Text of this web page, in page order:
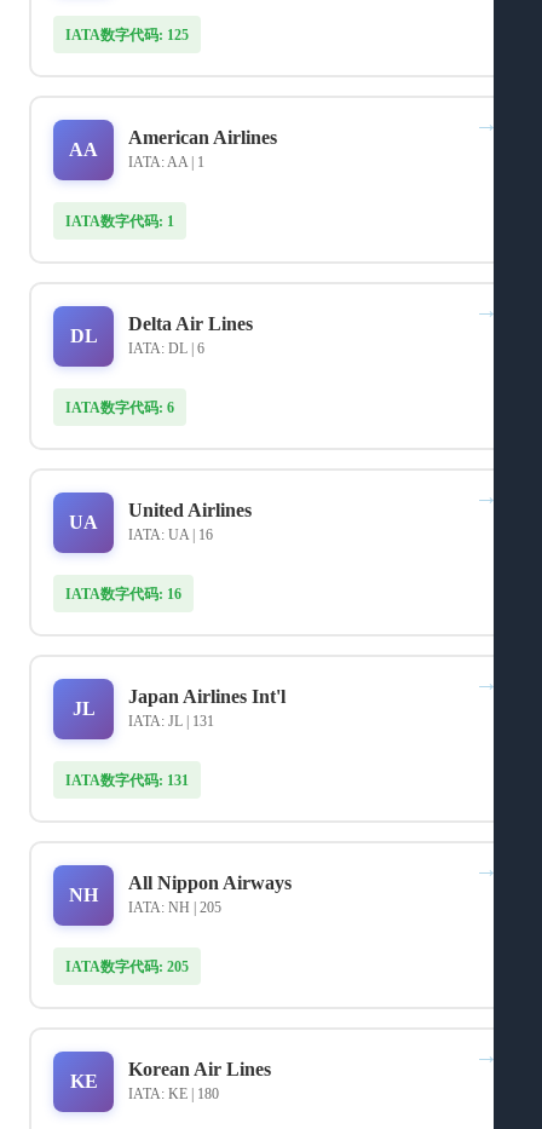
IATA数字代码: 125
AA
American Airlines
IATA: AA | 1
IATA数字代码: 1
→
DL
Delta Air Lines
IATA: DL | 6
IATA数字代码: 6
→
UA
United Airlines
IATA: UA | 16
IATA数字代码: 16
→
JL
Japan Airlines Int'l
IATA: JL | 131
IATA数字代码: 131
→
NH
All Nippon Airways
IATA: NH | 205
IATA数字代码: 205
→
KE
Korean Air Lines
IATA: KE | 180
→